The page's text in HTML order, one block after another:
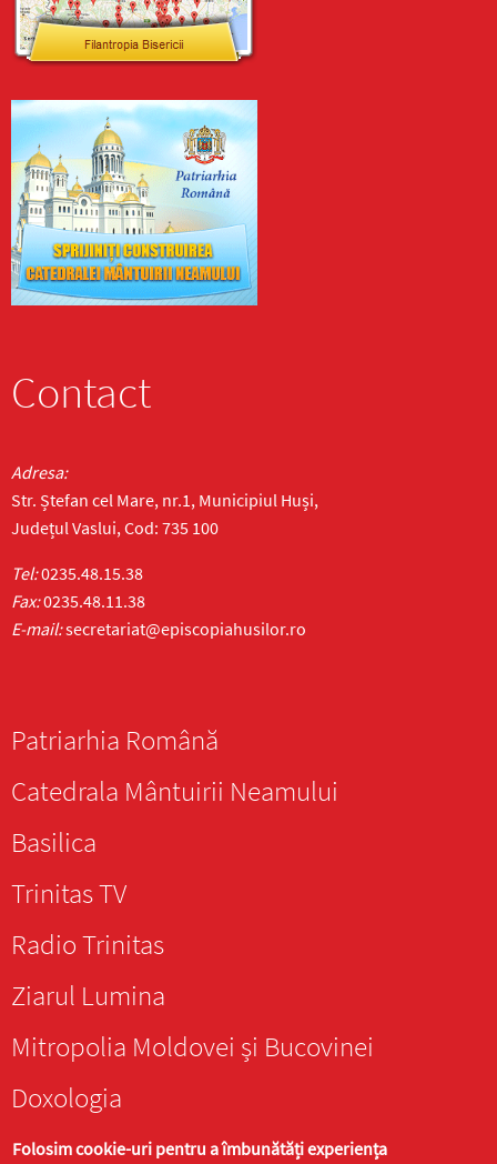
Contact
Adresa:
Str. Ștefan cel Mare, nr.1, Municipiul Huși,
Județul Vaslui, Cod: 735 100
Tel:0235.48.15.38
Fax:0235.48.11.38
E-mail:secretariat@episcopiahusilor.ro
Patriarhia Română
Catedrala Mântuirii Neamului
Basilica
Trinitas TV
Radio Trinitas
Ziarul Lumina
Mitropolia Moldovei și Bucovinei
Doxologia
Folosim cookie-uri pentru a îmbunătăți experiența